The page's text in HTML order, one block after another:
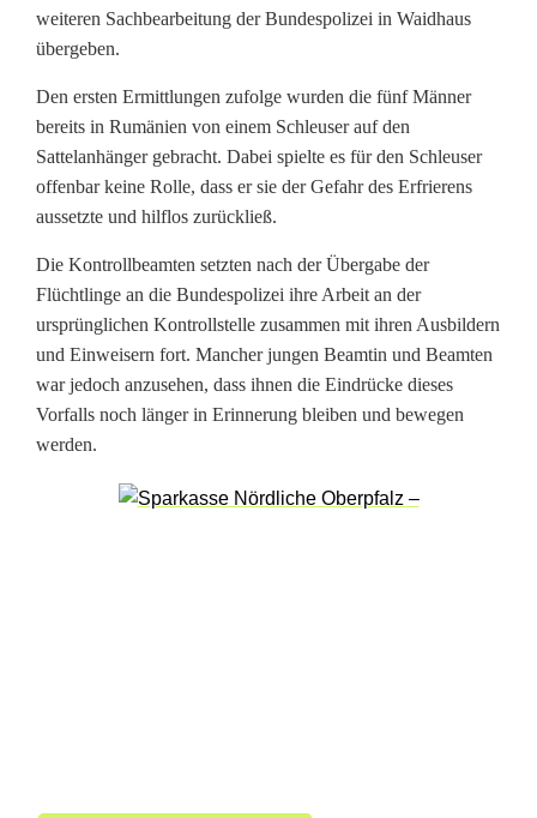
t
e
l
a
n
h
ä
n
g
weiteren Sachbearbeitung der Bundespolizei in Waidhaus
übergeben.
Den ersten Ermittlungen zufolge wurden die fünf Männer
bereits in Rumänien von einem Schleuser auf den
Sattelanhänger gebracht. Dabei spielte es für den Schleuser
offenbar keine Rolle, dass er sie der Gefahr des Erfrierens
aussetzte und hilflos zurückließ.
Die Kontrollbeamten setzten nach der Übergabe der
Flüchtlinge an die Bundespolizei ihre Arbeit an der
ursprünglichen Kontrollstelle zusammen mit ihren Ausbildern
und Einweisern fort. Mancher jungen Beamtin und Beamten
war jedoch anzusehen, dass ihnen die Eindrücke dieses
Vorfalls noch länger in Erinnerung bleiben und bewegen
werden.